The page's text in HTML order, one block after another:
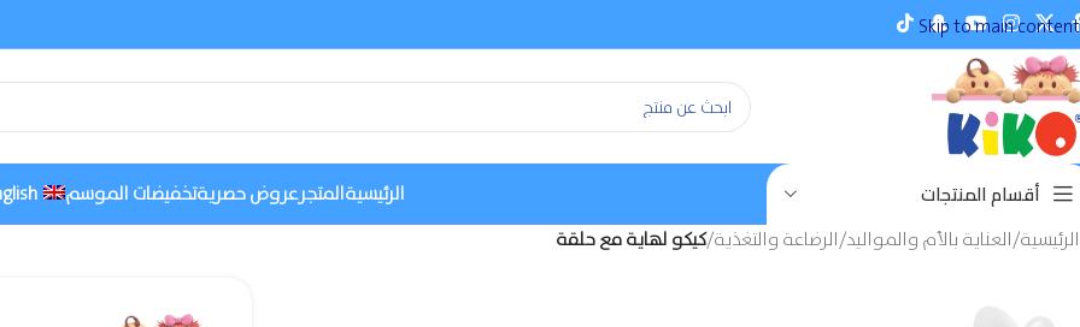
Skip to main content
أقسام المنتجات الرئيسيةالمتجرعروض حصريةتخفيضات الموسم
الرئيسية/العناية بالأم والمواليد/الرضاعة والتغذية/كيكو لهاية مع حلقة